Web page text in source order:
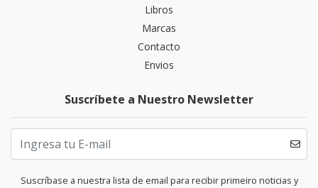
Libros
Marcas
Contacto
Envios
Suscríbete a Nuestro Newsletter
Suscríbase a nuestra lista de email para recibir primeiro noticias y